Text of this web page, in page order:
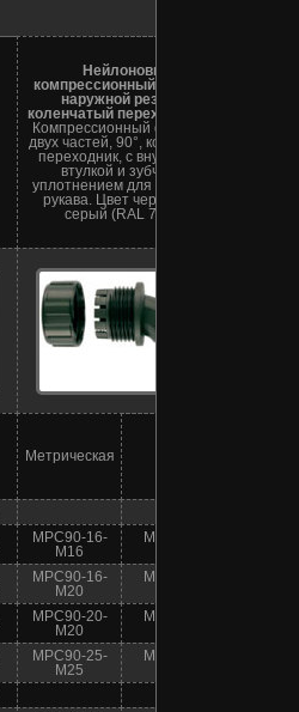
Нейлоновый
компрессионный фитинг
наружной резьбой,
коленчатый переходник
Компрессионный фитинг из
двух частей, 90°, коленчатый
переходник, с внутренней
втулкой и зубчатым
уплотнением для фиксации
рукава. Цвет черный или
серый (RAL 7001).
Метрическая
MPC90-16-
M16
MPC90-16-
MPC90-16-
M20
MPC90-16-
MPC90-20-
M20
MPC90-20-
MPC90-25-
M25
MPC90-25-